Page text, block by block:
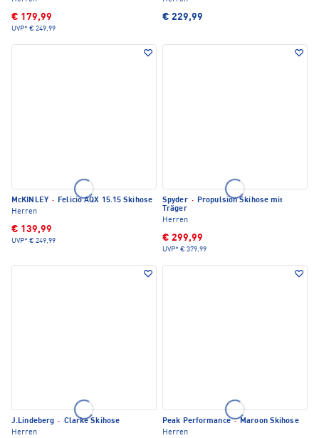
€ 179,99
UVP* € 249,99
€ 229,99
McKINLEY · Felicio AQX 15.15 Skihose
Herren
€ 139,99
UVP* € 249,99
Spyder · Propulsion Skihose mit
Träger
Herren
€ 299,99
UVP* € 379,99
J.Lindeberg · Clarke Skihose
Herren
Peak Performance·Maroon Skihose
Herren